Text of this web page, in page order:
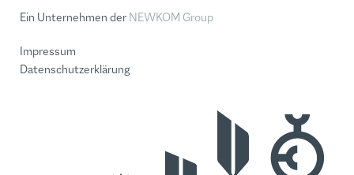
Ein Unternehmen der NEWKOM Group
Impressum
Datenschutzerklärung